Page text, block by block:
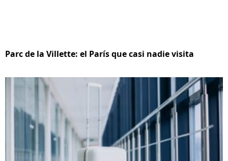
Parc de la Villette: el París que casi nadie visita